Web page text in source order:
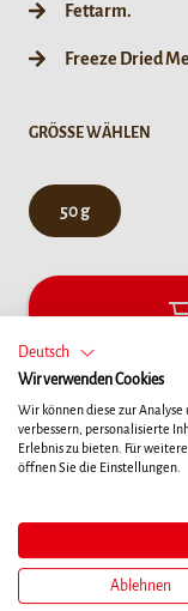
Fettarm.
Freeze Dried
GRÖSSE WÄHLEN
50 g
Wenn Sie die
für gutes Verhalten
Deutsch
Wir verwenden Cookies
Wir können diese zur
verbessern, personalisierte
Erlebnis zu bieten. Für
öffnen Sie die Einstellungen.
Ablehnen